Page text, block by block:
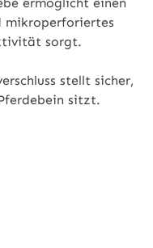
mikroperforiertes
sorgt.
stellt sicher,
sitzt.